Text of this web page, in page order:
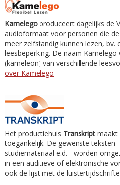
Kamelego produceert dagelijks de
audioformaat voor personen die
meer zelfstandig kunnen lezen, bv.
leesbeperking. De naam
(kameleon) van verschillende
over Kamelego
Het productiehuis Transkript maakt
toegankelijk. De gewenste teksten
studiemateriaal e.d. - worden
in een auditieve of elektronische
ook de lijst met de